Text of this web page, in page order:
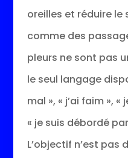
oreilles et réduire le
comme des
pleurs ne sont pas
le seul langage
mal », « j’ai faim »,
« je suis débordé
L’objectif n’est pas